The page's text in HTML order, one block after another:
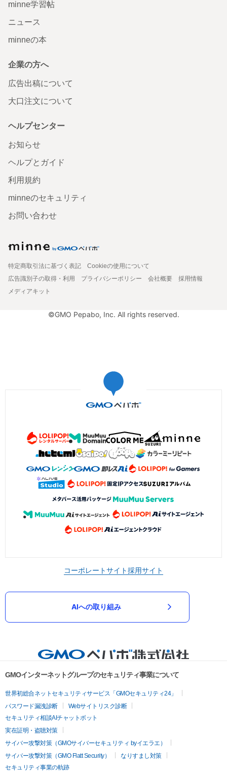
minne学習帖
ニュース
minneの本
企業の方へ
広告出稿について
大口注文について
ヘルプセンター
お知らせ
ヘルプとガイド
利用規約
minneのセキュリティ
お問い合わせ
特定商取引法に基づく表記
Cookieの使用について
広告識別子の取得・利用
プライバシーポリシー 会社概要
採用情報
メディアキット
©GMO Pepabo, Inc. All rights reserved.
コーポレートサイト採用サイト
AIへの取り組み
GMOインターネットグループのセキュリティ事業について
世界初総合ネットセキュリティサービス「GMOセキュリティ24」
パスワード漏洩診断
Webサイトリスク診断
セキュリティ相談AIチャットボット
実在証明・盗聴対策
サイバー攻撃対策（GMOサイバーセキュリティ byイエラエ）
サイバー攻撃対策（GMO Flatt Security）
なりすまし対策
セキュリティ事業の軌跡